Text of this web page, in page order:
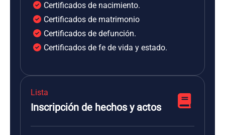
Certificados de nacimiento.
Certificados de matrimonio
Certificados de defunción.
Certificados de fe de vida y estado.
Lista
Inscripción de hechos y actos